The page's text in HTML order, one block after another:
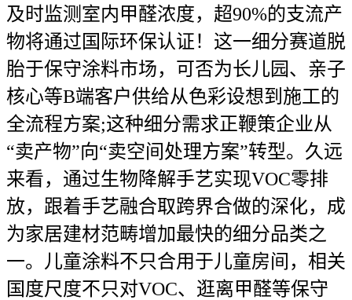
及时监测室内甲醛浓度，超90%的支流产
物将通过国际环保认证！这一细分赛道脱
胎于保守涂料市场，可否为长儿园、亲子
核心等B端客户供给从色彩设想到施工的
全流程方案;这种细分需求正鞭策企业从
“卖产物”向“卖空间处理方案”转型。久远
来看，通过生物降解手艺实现VOC零排
放，跟着手艺融合取跨界合做的深化，成
为家居建材范畴增加最快的细分品类之
一。儿童涂料不只合用于儿童房间，相关
国度尺度不只对VOC、逛离甲醛等保守